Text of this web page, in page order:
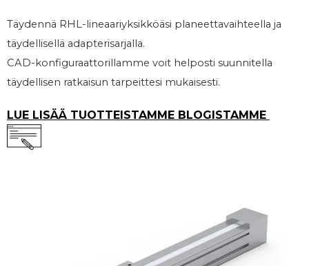
Täydennä RHL-lineaariyksikköäsi planeettavaihteella ja
täydellisellä adapterisarjalla.
CAD-konfiguraattorillamme voit helposti suunnitella
täydellisen ratkaisun tarpeittesi mukaisesti.
LUE LISÄÄ TUOTTEISTAMME BLOGISTAMME